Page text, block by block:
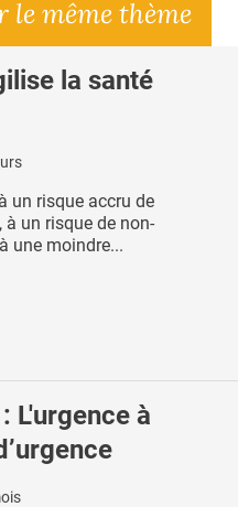
même thème
la santé
un risque accru de
un risque de non-
une moindre...
L'urgence à